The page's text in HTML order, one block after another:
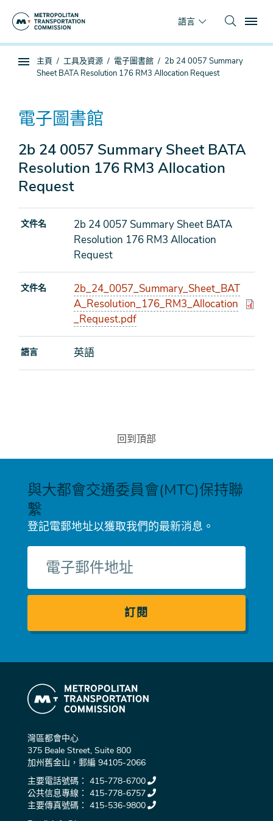
語言
子
導
航
你
在
主頁 工具及資源 電子圖書館
2b 24 0057 Summary
Sheet BATA Resolution 176 RM3 Allocation Request
電子圖書館
2b 24 0057 Summary Sheet BATA
Resolution 176 RM3 Allocation
Request
文件名
2b 24 0057 Summary Sheet BATA
Resolution 176 RM3 Allocation
Request
文件名
2b_24_0057_Summary_Sheet_BAT
A_Resolution_176_RM3_Allocation
_Request.pdf
語言 英語
回到頂部
與大都會交通委員會(MTC)保持聯
繫
登記電郵地址以獲取我們的最新消息。
郵
件
灣區都會中心
375 Beale Street, Suite 800
加州舊金山，郵編 94105-2066
主要電話號碼： 415-778-6700
公共信息專線： 415-778-6757
主要傳真號碼： 415-536-9800